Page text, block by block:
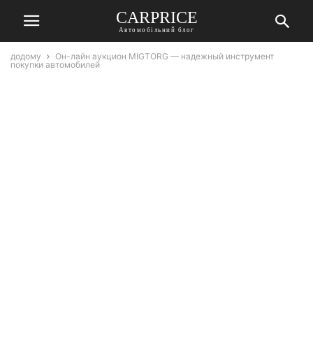
СARPRICE
Автомобільний блог
додому
Он-лайн аукцион MIGTORG — надежный инструмент
покупки автомобилей